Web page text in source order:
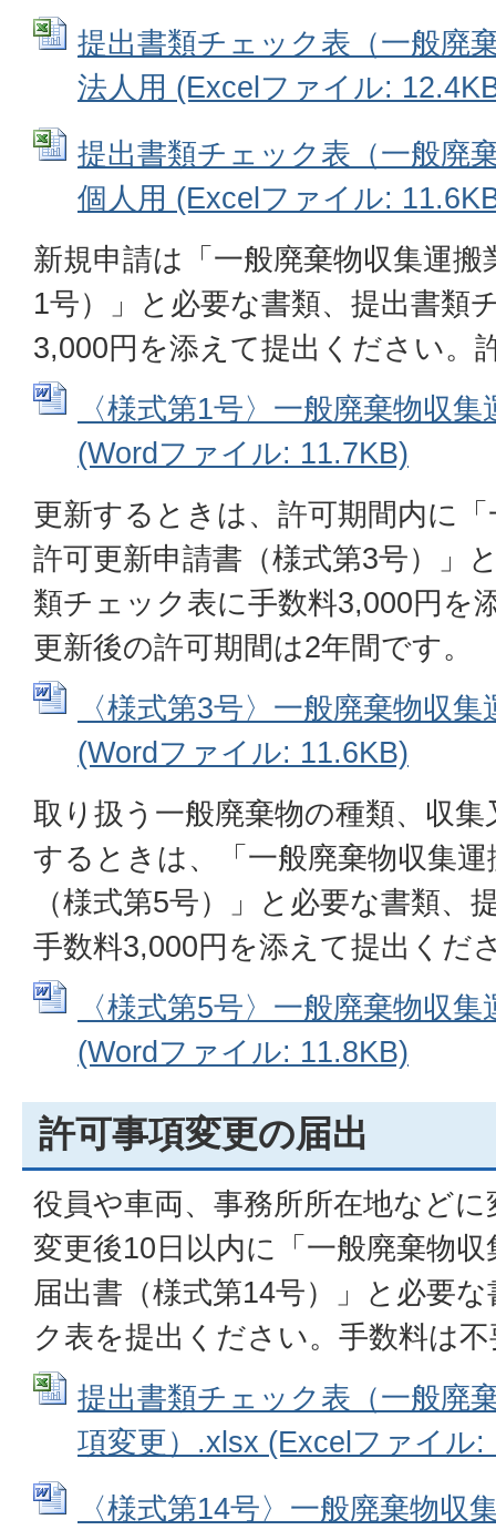
提出書類チェック表（一般廃
法人用 (Excelファイル:
提出書類チェック表（一般廃
個人用 (Excelファイル:
新規申請は「一般廃棄物収集運搬
1号）」と必要な書類、提出書類
3,000円を添えて提出ください。
〈様式第1号〉一般廃棄物収
(Wordファイル: 11.7KB)
更新するときは、許可期間内に
許可更新申請書（様式第3号）」
類チェック表に手数料3,000円を
更新後の許可期間は2年間です。
〈様式第3号〉一般廃棄物収
(Wordファイル: 11.6KB)
取り扱う一般廃棄物の種類、収
するときは、「一般廃棄物収集
（様式第5号）」と必要な書類、
手数料3,000円を添えて提出くだ
〈様式第5号〉一般廃棄物収
(Wordファイル: 11.8KB)
許可事項変更の届出
役員や車両、事務所所在地など
変更後10日以内に「一般廃棄物
届出書（様式第14号）」と必要
ク表を提出ください。手数料は
提出書類チェック表（一般廃
項変更）.xlsx (Excelファイル:
〈様式第14号〉一般廃棄物収